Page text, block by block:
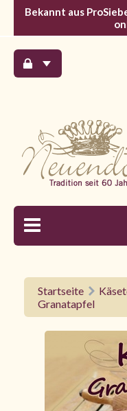
Bekannt aus
Startseite
Granatapfel